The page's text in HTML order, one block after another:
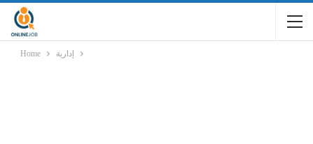
Home إدارية